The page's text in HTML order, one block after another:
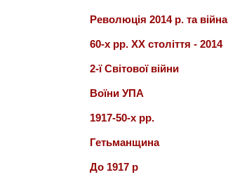
Революція 2014 р. та війна
60-х рр. ХХ століття - 2014
2-ї Світової війни
Воїни УПА
1917-50-х рр.
Гетьманщина
До 1917 р